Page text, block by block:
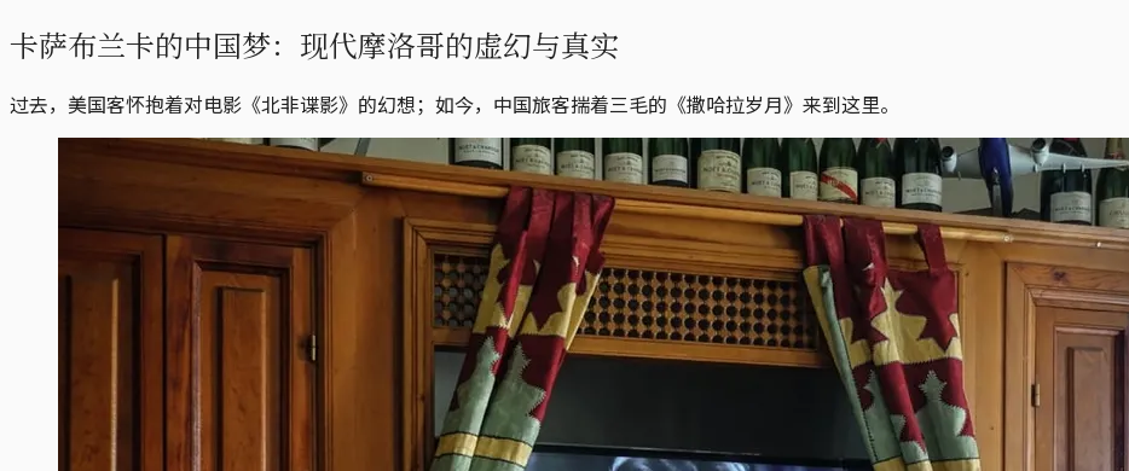
卡萨布兰卡的中国梦：现代摩洛哥的虚幻与真实
过去，美国客怀抱着对电影《北非谍影》的幻想；如今，中国旅客揣着三毛的《撒哈拉岁月》来到这里。